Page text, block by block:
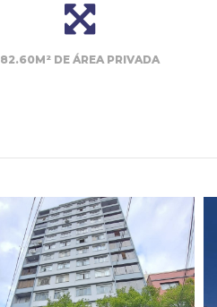
82.60M² DE ÁREA PRIVADA